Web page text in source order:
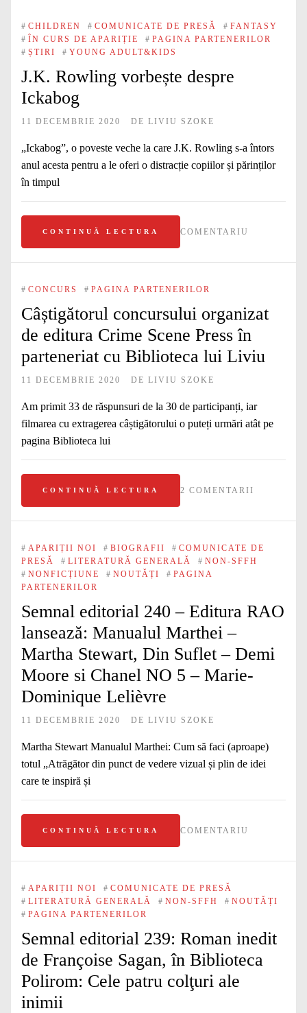
# CHILDREN # COMUNICATE DE PRESĂ # FANTASY
# ÎN CURS DE APARIȚIE # PAGINA PARTENERILOR
# ȘTIRI # YOUNG ADULT&KIDS
J.K. Rowling vorbește despre
Ickabog
11 DECEMBRIE 2020 DE LIVIU SZOKE
„Ickabog”, o poveste veche la care J.K. Rowling s-a întors
anul acesta pentru a le oferi o distracție copiilor și părinților
în timpul
CONTINUĂ LECTURA COMENTARIU
# CONCURS # PAGINA PARTENERILOR
Câștigătorul concursului organizat
de editura Crime Scene Press în
parteneriat cu Biblioteca lui Liviu
11 DECEMBRIE 2020 DE LIVIU SZOKE
Am primit 33 de răspunsuri de la 30 de participanți, iar
filmarea cu extragerea câștigătorului o puteți urmări atât pe
pagina Biblioteca lui
CONTINUĂ LECTURA 2 COMENTARII
# APARIȚII NOI # BIOGRAFII # COMUNICATE DE
PRESĂ
# LITERATURĂ GENERALĂ # NON-SFFH
# NONFICȚIUNE # NOUTĂȚI # PAGINA
PARTENERILOR
Semnal editorial 240 – Editura RAO
lansează: Manualul Marthei –
Martha Stewart, Din Suflet – Demi
Moore si Chanel NO 5 – Marie-
Dominique Lelièvre
11 DECEMBRIE 2020 DE LIVIU SZOKE
Martha Stewart Manualul Marthei: Cum să faci (aproape)
totul „Atrăgător din punct de vedere vizual și plin de idei
care te inspiră și
CONTINUĂ LECTURA COMENTARIU
# APARIȚII NOI # COMUNICATE DE PRESĂ
# LITERATURĂ GENERALĂ # NON-SFFH # NOUTĂȚI
# PAGINA PARTENERILOR
Semnal editorial 239: Roman inedit
de Françoise Sagan, în Biblioteca
Polirom: Cele patru colţuri ale
inimii